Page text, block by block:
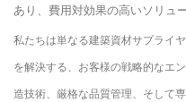
あり、費用対効果の高いソリュ
私たちは単なる建築資材サプライ
を解決する、お客様の戦略的なエ
造技術、厳格な品質管理、そして